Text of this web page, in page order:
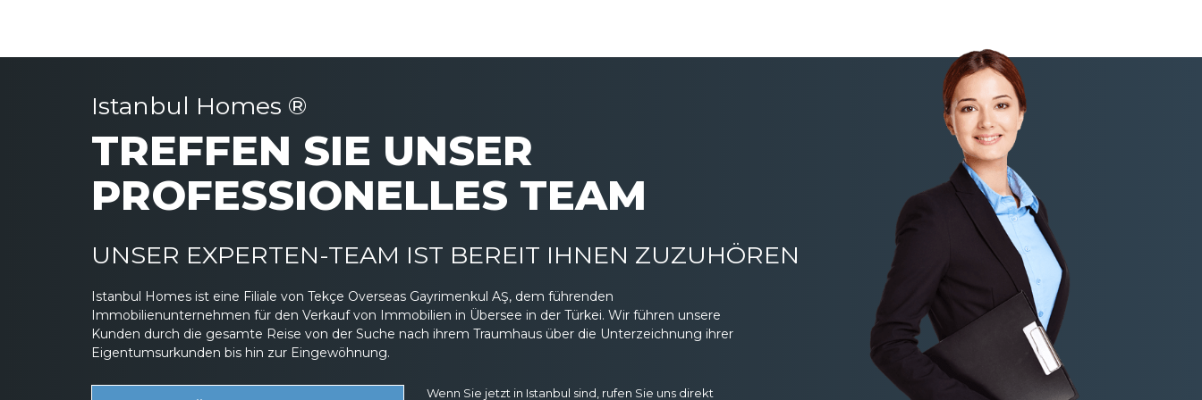
Istanbul Homes ®
TREFFEN SIE UNSER
PROFESSIONELLES TEAM
UNSER EXPERTEN-TEAM IST BEREIT IHNEN ZUZUHÖREN
Istanbul Homes ist eine Filiale von Tekçe Overseas Gayrimenkul AŞ, dem führenden
Immobilienunternehmen für den Verkauf von Immobilien in Übersee in der Türkei. Wir führen unsere
Kunden durch die gesamte Reise von der Suche nach ihrem Traumhaus über die Unterzeichnung ihrer
Eigentumsurkunden bis hin zur Eingewöhnung.
Wenn Sie jetzt in Istanbul sind, rufen Sie uns direkt